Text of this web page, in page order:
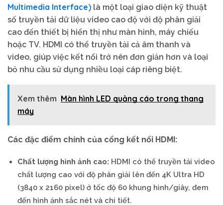
Multimedia Interface) là một loại giao diện kỹ thuật
số truyền tải dữ liệu video cao độ với độ phân giải
cao đến thiết bị hiển thị như màn hình, máy chiếu
hoặc TV. HDMI có thể truyền tải cả âm thanh và
video, giúp việc kết nối trở nên đơn giản hơn và loại
bỏ nhu cầu sử dụng nhiều loại cáp riêng biệt.
Xem thêm Màn hình LED quảng cáo trong thang
máy
Các đặc điểm chính của cổng kết nối HDMI:
Chất lượng hình ảnh cao: HDMI có thể truyền tải video
chất lượng cao với độ phân giải lên đến 4K Ultra HD
(3840 x 2160 pixel) ở tốc độ 60 khung hình/giây, đem
đến hình ảnh sắc nét và chi tiết.